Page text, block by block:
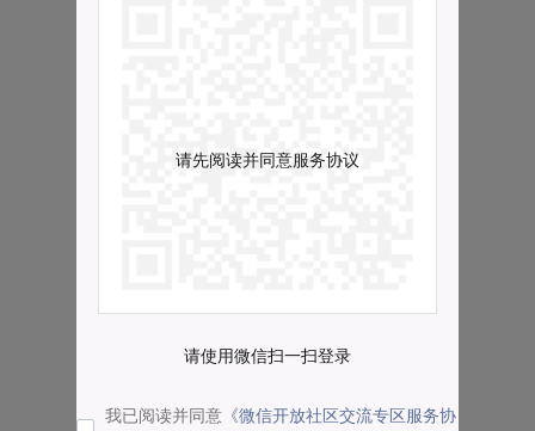
请先阅读并同意服务协议
请使用微信扫一扫登录
我已阅读并同意 《微信开放社区交流专区服务协